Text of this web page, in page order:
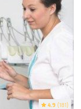
4.9 (181)